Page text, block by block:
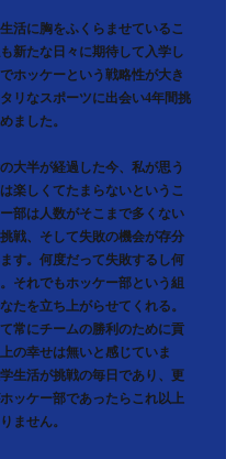
活に胸をふくらませているこ
新たな日々に期待して入学し
ホッケーという戦略性が大き
リなスポーツに出会い4年間挑
ました。
大半が経過した今、私が思う
楽しくてたまらないというこ
部は人数がそこまで多くない
戦、そして失敗の機会が存分
す。何度だって失敗するし何
それでもホッケー部という組
たを立ち上がらせてくれる。
常にチームの勝利のために貢
の幸せは無いと感じていま
生活が挑戦の毎日であり、更
ッケー部であったらこれ以上
ません。